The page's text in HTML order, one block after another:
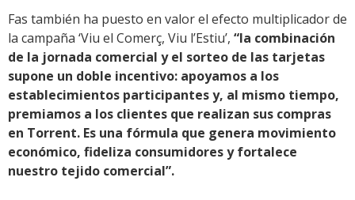
Fas también ha puesto en valor el efecto multiplicador de
la campaña ‘Viu el Comerç, Viu l’Estiu’, “la combinación
de la jornada comercial y el sorteo de las tarjetas
supone un doble incentivo: apoyamos a los
establecimientos participantes y, al mismo tiempo,
premiamos a los clientes que realizan sus compras
en Torrent. Es una fórmula que genera movimiento
económico, fideliza consumidores y fortalece
nuestro tejido comercial”.